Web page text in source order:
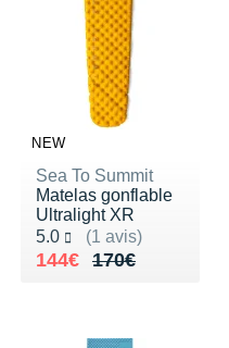
NEW
Sea To Summit
Matelas gonflable
Ultralight XR
5.0
(1 avis)
Noté 5.0 sur 5
170€
Au lieu de 170€
144€
Vendu 144€